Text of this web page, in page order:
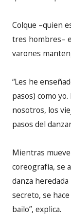
Colque –quien
tres hombres–
varones
“Les he
pasos) como
nosotros, los
pasos del
Mientras
coreografía, se
danza heredada
secreto, se
bailo”, explica.